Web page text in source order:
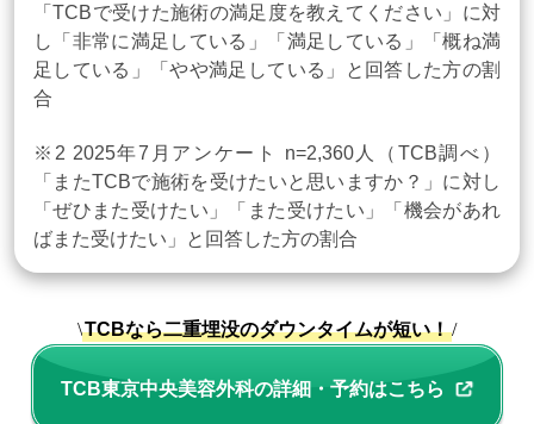
「TCBで受けた施術の満足度を教えてください」に対
し「非常に満足している」「満足している」「概ね満
足している」「やや満足している」と回答した方の割
合
※2 2025年7月アンケート n=2,360人（TCB調べ）
「またTCBで施術を受けたいと思いますか？」に対し
「ぜひまた受けたい」「また受けたい」「機会があれ
ばまた受けたい」と回答した方の割合
\TCBなら二重埋没のダウンタイムが短い！/
TCB東京中央美容外科の詳細・予約はこちら